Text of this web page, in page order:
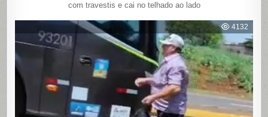
com travestis e cai no telhado ao lado
4132